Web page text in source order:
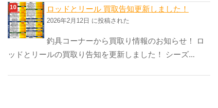
ロッドとリール 買取告知更新しました！
2026年2月12日 に投稿された
釣具コーナーから買取り情報のお知らせ！ ロ
ッドとリールの買取り告知を更新しました！ シーズ...